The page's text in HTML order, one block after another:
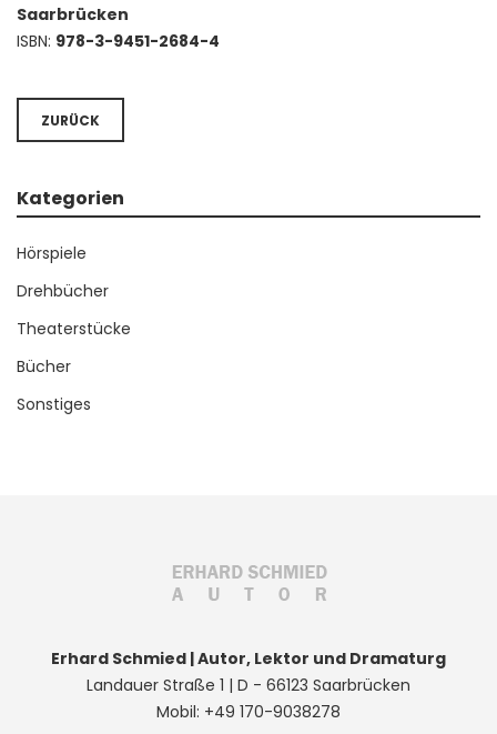
Saarbrücken
ISBN: 978-3-9451-2684-4
ZURÜCK
Kategorien
Hörspiele
Drehbücher
Theaterstücke
Bücher
Sonstiges
Erhard Schmied | Autor, Lektor und Dramaturg
Landauer Straße 1 | D - 66123 Saarbrücken
Mobil: +49 170-9038278